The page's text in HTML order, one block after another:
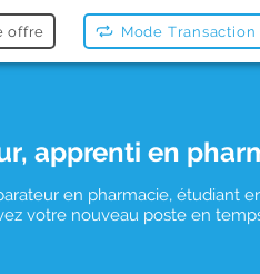
offre Mode Transaction
apprenti en
en pharmacie, étudiant
votre nouveau poste en